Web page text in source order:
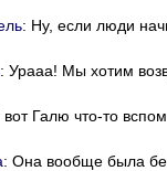
: Ну, если люди
: Урааа! Мы хотим
Галю что-то
: Она вообще была